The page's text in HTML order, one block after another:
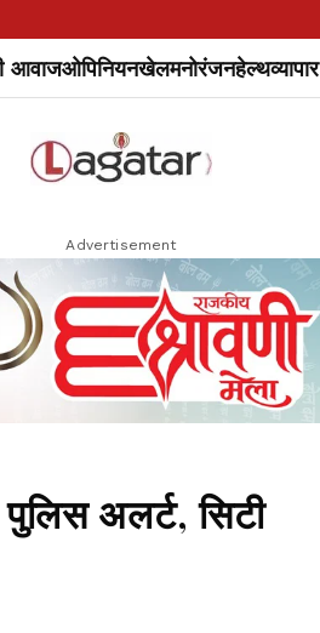
आवाजओपिनियनखेलमनोरंजनहेल्थव्यापार
Advertisement
अलर्ट, सिटी